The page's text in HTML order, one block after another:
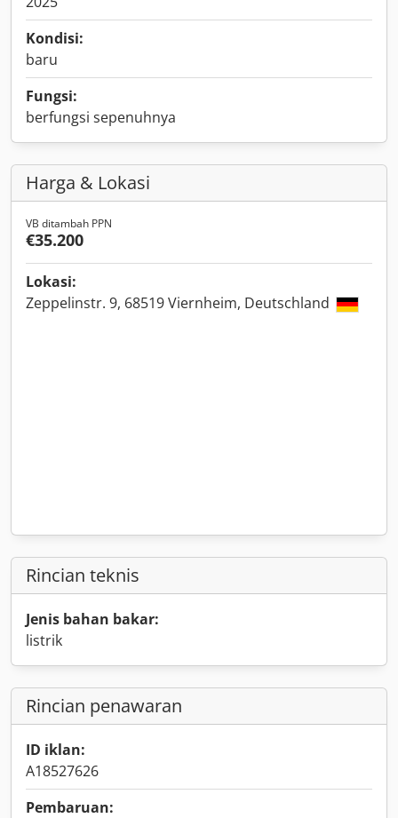
Kondisi:
baru
Fungsi:
berfungsi sepenuhnya
Harga & Lokasi
VB ditambah PPN
€35.200
Lokasi:
Zeppelinstr. 9, 68519 Viernheim, Deutschland
Rincian teknis
Jenis bahan bakar:
listrik
Rincian penawaran
ID iklan:
A18527626
Pembaruan: